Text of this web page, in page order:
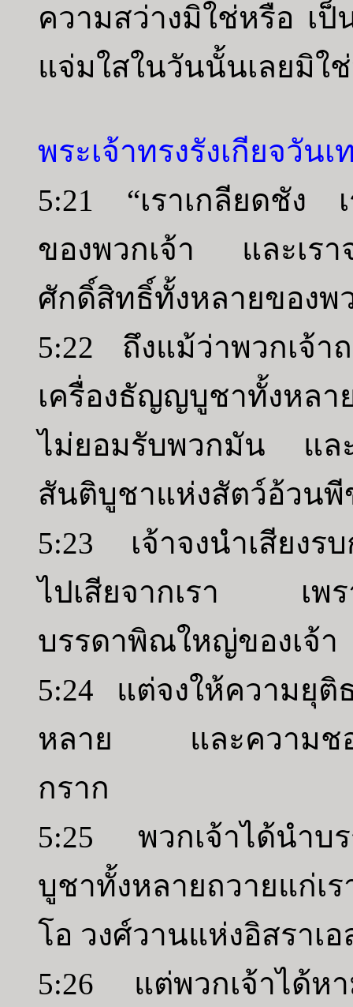
ความสว่างมิใช่หรือ เ
แจ่มใสในวันนั้นเลยมิใ
พระเจ้าทรงรังเกียจวัน
5:21 “เราเกลียดชัง เ
ของพวกเจ้า และเรา
ศักดิ์สิทธิ์ทั้งหลายของพว
5:22 ถึงแม้ว่าพวกเจ้า
เครื่องธัญญบูชาทั้งหลา
ไม่ยอมรับพวกมัน และ
สันติบูชาแห่งสัตว์อ้วนพี
5:23 เจ้าจงนำเสียงร
ไปเสียจากเรา เพรา
บรรดาพิณใหญ่ของเจ้า
5:24 แต่จงให้ความยุติ
หลาย และความชอบ
กราก
5:25 พวกเจ้าได้นำบร
บูชาทั้งหลายถวายแก่เ
โอ วงศ์วานแห่งอิสราเอ
5:26 แต่พวกเจ้าได้ห